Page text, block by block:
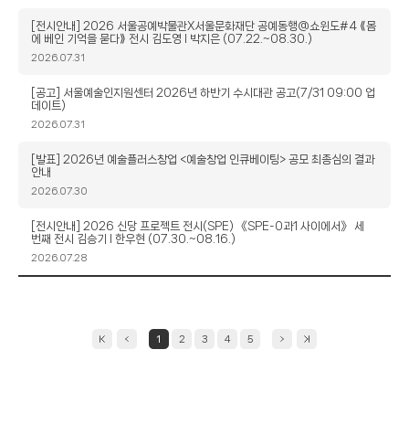
일
제
목
[전시안내] 2026 서울공예박물관X서울문화재단 공예동행@쇼윈도#4 ⟪몸
에 베인 기억을 묻다⟫ 전시 김도영 l 박지은 (07.22.~08.30.)
작
일
2026.07.31
제
목
[공고] 서울예술인지원센터 2026년 하반기 수시대관 공고(7/31 09:00 업
데이트)
작
일
2026.07.31
제
목
[발표] 2026년 예술플러스창업 <예술창업 인큐베이팅> 공모 최종심의 결과
안내
작
일
2026.07.30
제
목
[전시안내] 2026 신당 프로젝트 전시(SPE) 《SPE-0과1 사이에서》 세
번째 전시 김승기 l 한우현 (07.30.~08.16.)
작
2026.07.28
1 2 3 4 5